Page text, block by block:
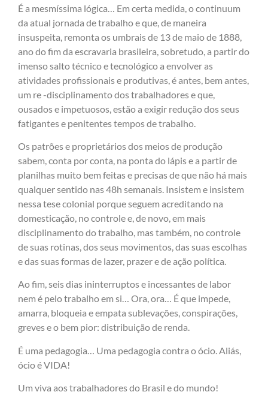
É a mesmíssima lógica… Em certa medida, o continuum
da atual jornada de trabalho e que, de maneira
insuspeita, remonta os umbrais de 13 de maio de 1888,
ano do fim da escravaria brasileira, sobretudo, a partir do
imenso salto técnico e tecnológico a envolver as
atividades profissionais e produtivas, é antes, bem antes,
um re -disciplinamento dos trabalhadores e que,
ousados e impetuosos, estão a exigir redução dos seus
fatigantes e penitentes tempos de trabalho.
Os patrões e proprietários dos meios de produção
sabem, conta por conta, na ponta do lápis e a partir de
planilhas muito bem feitas e precisas de que não há mais
qualquer sentido nas 48h semanais. Insistem e insistem
nessa tese colonial porque seguem acreditando na
domesticação, no controle e, de novo, em mais
disciplinamento do trabalho, mas também, no controle
de suas rotinas, dos seus movimentos, das suas escolhas
e das suas formas de lazer, prazer e de ação política.
Ao fim, seis dias ininterruptos e incessantes de labor
nem é pelo trabalho em si… Ora, ora… É que impede,
amarra, bloqueia e empata sublevações, conspirações,
greves e o bem pior: distribuição de renda.
É uma pedagogia… Uma pedagogia contra o ócio. Aliás,
ócio é VIDA!
Um viva aos trabalhadores do Brasil e do mundo!